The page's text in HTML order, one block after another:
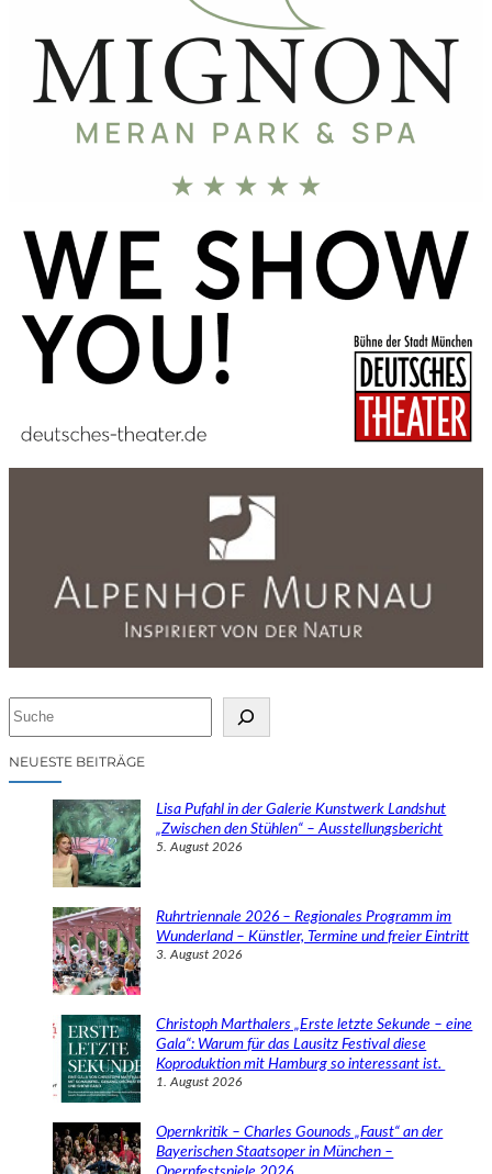
NEUESTE BEITRÄGE
Lisa Pufahl in der Galerie Kunstwerk Landshut
„Zwischen den Stühlen“ – Ausstellungsbericht
5. August 2026
Ruhrtriennale 2026 – Regionales Programm im
Wunderland – Künstler, Termine und freier Eintritt
3. August 2026
Christoph Marthalers „Erste letzte Sekunde – eine
Gala“: Warum für das Lausitz Festival diese
Koproduktion mit Hamburg so interessant ist.
1. August 2026
Opernkritik – Charles Gounods „Faust“ an der
Bayerischen Staatsoper in München –